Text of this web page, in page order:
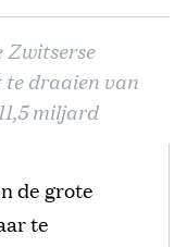
Zwitserse
draaien van
miljard
de grote
te